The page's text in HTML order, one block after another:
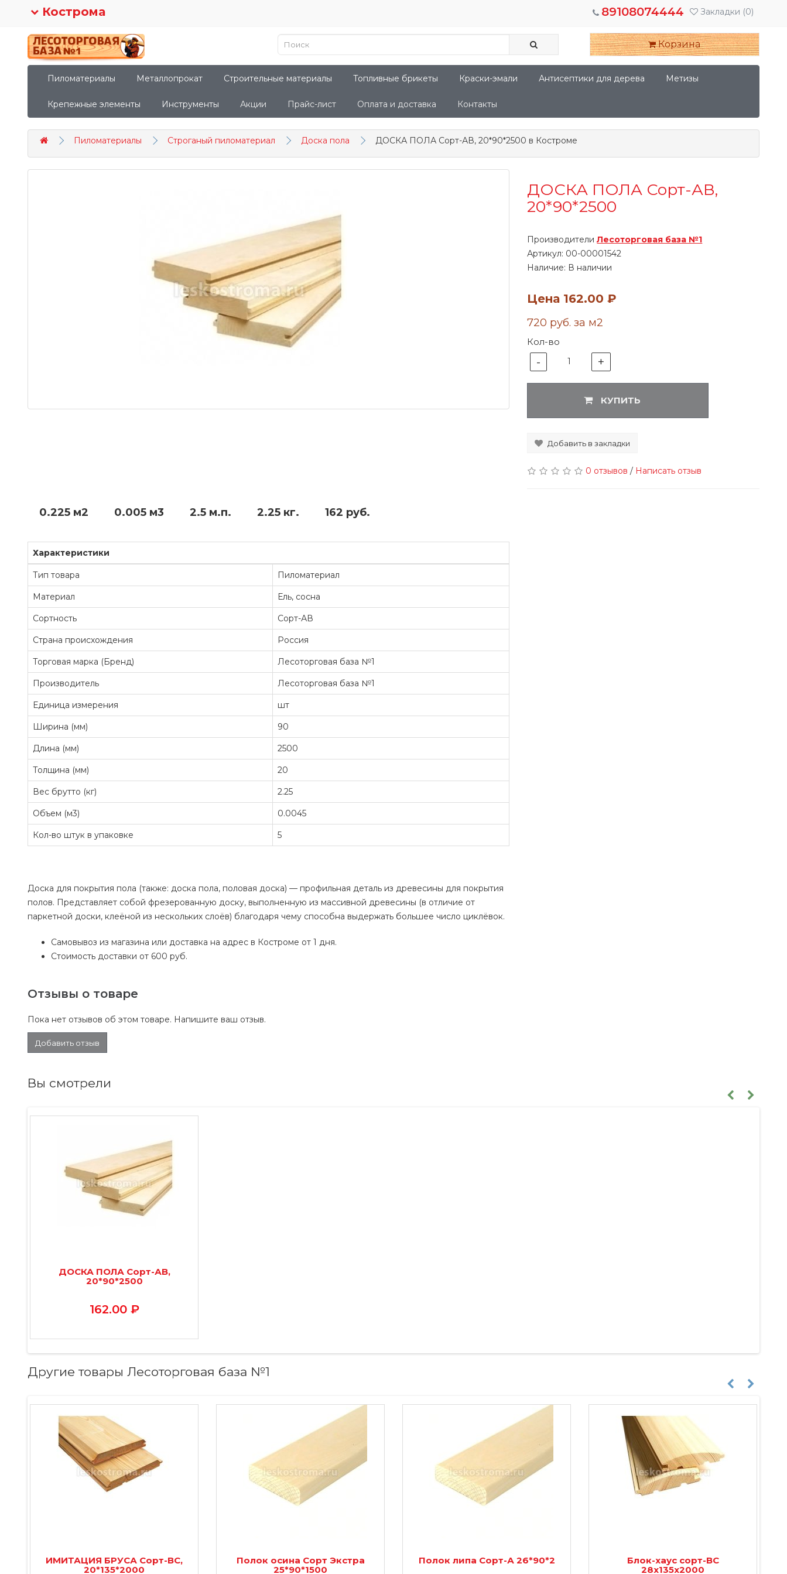
Кострома Закладки (0)
89108074444
Корзина
Пиломатериалы Металлопрокат Строительные материалы Топливные брикеты Краски-эмали Антисептики для дерева Метизы
Крепежные элементы Инструменты Акции Прайс-лист Оплата и доставка Контакты
Пиломатериалы Строганый пиломатериал Доска пола ДОСКА ПОЛА Сорт-АВ, 20*90*2500 в Костроме
ДОСКА ПОЛА Сорт-АВ,
20*90*2500
ПроизводителиЛесоторговая база №1
Артикул: 00-00001542
Наличие: В наличии
Цена 162.00 ₽
720 руб. за м2
Кол-во
- 1 +
КУПИТЬ
Добавить в закладки
0 отзывов / Написать отзыв
0.225 м2 0.005 м3 2.5 м.п. 2.25 кг. 162 руб.
Характеристики
Тип товара Пиломатериал
Материал Ель, сосна
Сортность Сорт-АВ
Страна происхождения Россия
Торговая марка (Бренд) Лесоторговая база №1
Производитель Лесоторговая база №1
Единица измерения шт
Ширина (мм) 90
Длина (мм) 2500
Толщина (мм) 20
Вес брутто (кг) 2.25
Объем (м3) 0.0045
Кол-во штук в упаковке 5
Доска для покрытия пола (также: доска пола, половая доска) — профильная деталь из древесины для покрытия
полов. Представляет собой фрезерованную доску, выполненную из массивной древесины (в отличие от
паркетной доски, клеёной из нескольких слоёв) благодаря чему способна выдержать большее число циклёвок.
Самовывоз из магазина или доставка на адрес в Костроме от 1 дня.
Стоимость доставки от 600 руб.
Отзывы о товаре
Пока нет отзывов об этом товаре. Напишите ваш отзыв.
Добавить отзыв
Вы смотрели
ДОСКА ПОЛА Сорт-АВ,
20*90*2500
162.00 ₽
Другие товары Лесоторговая база №1
ИМИТАЦИЯ БРУСА Сорт-ВС,
20*135*2000
Полок осина Сорт Экстра
25*90*1500
Полок липа Сорт-А 26*90*2
Блок-хаус сорт-ВС
28х135х2000